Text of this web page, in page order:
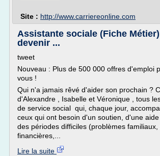
Site : http://www.carriereonline.com
Assistante sociale (Fiche
devenir ...
tweet
Nouveau : Plus de 500 000 offres d'emploi
vous !
Qui n'a jamais rêvé d'aider son prochain ?
d'Alexandre , Isabelle et Véronique , tous
de service social qui, chaque jour,
ceux qui ont besoin d'un soutien, d'une
des périodes difficiles (problèmes familiaux,
financières,...
Lire la suite